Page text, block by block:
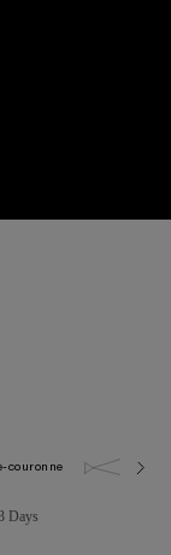
couronne